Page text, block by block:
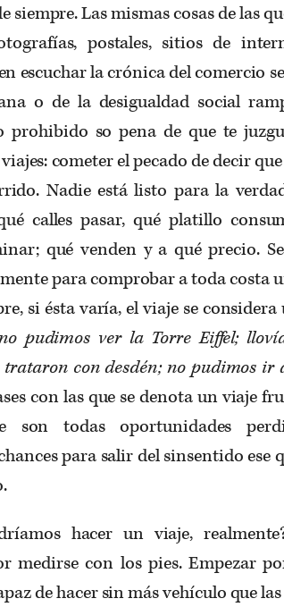
siempre. Las mismas cosas de las
postales, sitios de
escuchar la crónica del comercio
o de la desigualdad social
prohibido so pena de que te
cometer el pecado de decir
Nadie está listo para la
calles pasar, qué platillo
qué venden y a qué precio.
para comprobar a toda costa
si ésta varía, el viaje se
pudimos ver la Torre Eiffel;
trataron con desdén; no pudimos ir
con las que se denota un viaje
son todas oportunidades
para salir del sinsentido ese
hacer un viaje,
medirse con los pies. Empezar
de hacer sin más vehículo que